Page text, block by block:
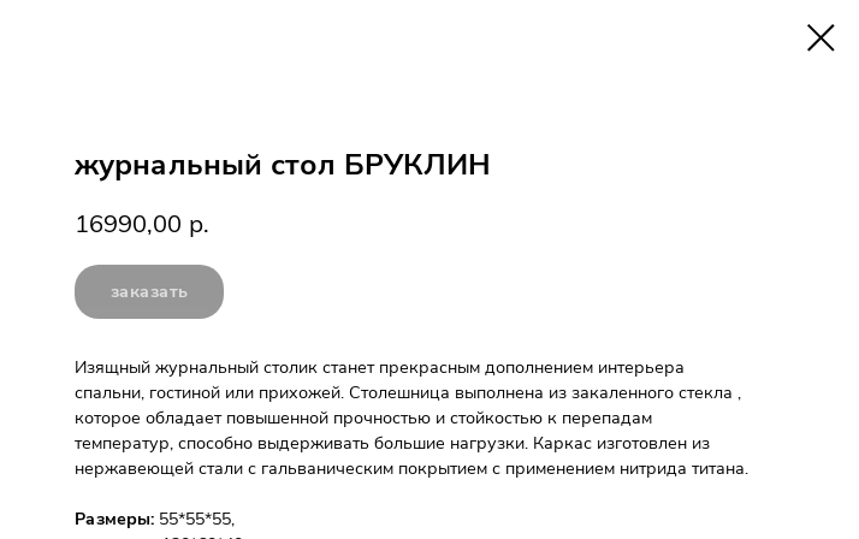
журнальный стол БРУКЛИН
16990,00 р.
заказать
Изящный журнальный столик станет прекрасным дополнением интерьера
спальни, гостиной или прихожей. Столешница выполнена из закаленного стекла ,
которое обладает повышенной прочностью и стойкостью к перепадам
температур, способно выдерживать большие нагрузки. Каркас изготовлен из
нержавеющей стали с гальваническим покрытием с применением нитрида титана.
Размеры: 55*55*55,